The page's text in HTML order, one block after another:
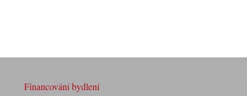
Financování bydlení